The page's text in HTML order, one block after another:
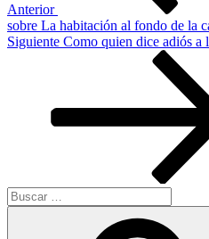
Anterior
sobre La habitación al fondo de la
Siguiente
Siguiente Como quien dice adiós a
Buscar
por: